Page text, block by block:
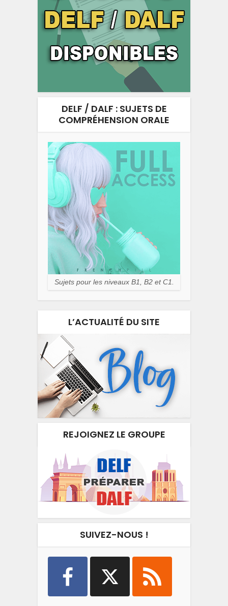
DELF / DALF : SUJETS DE
COMPRÉHENSION ORALE
Sujets pour les niveaux B1, B2 et C1.
L’ACTUALITÉ DU SITE
REJOIGNEZ LE GROUPE
SUIVEZ-NOUS !